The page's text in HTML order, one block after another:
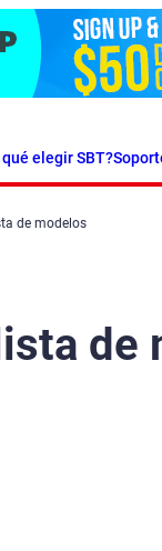
qué elegir SBT?
de modelos
de